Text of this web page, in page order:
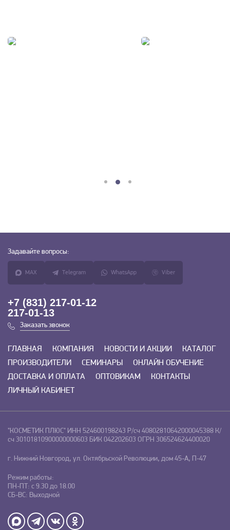
Задавайте вопросы:
MAX Telegram WhatsApp Viber
+7 (831) 217-01-12
217-01-13
Заказать звонок
ГЛАВНАЯ КОМПАНИЯ НОВОСТИ И АКЦИИ
КАТАЛОГ
ПРОИЗВОДИТЕЛИ
СЕМИНАРЫ
ОНЛАЙН ОБУЧЕНИЕ
ДОСТАВКА И ОПЛАТА
ОПТОВИКАМ
КОНТАКТЫ
ЛИЧНЫЙ КАБИНЕТ
"КОСМЕТИК ПЛЮС" ИНН 524600198243 Р/сч 40802810642000045388 К/
сч 30101810900000000603 БИК 042202603 ОГРН 306524624400020
г. Нижний Новгород, ул. Октябрьской Революции, дом 45-А, П-47
Режим работы:
ПН-ПТ: с 9.30 до 18.00
СБ-ВС: Выходной